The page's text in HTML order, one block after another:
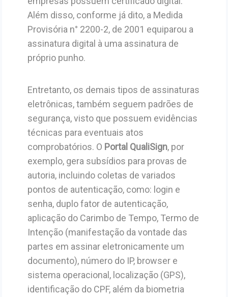
Além disso, conforme já dito, a Medida
Provisória n° 2200-2, de 2001 equiparou a
assinatura digital à uma assinatura de
próprio punho.
Entretanto, os demais tipos de assinaturas
eletrônicas, também seguem padrões de
segurança, visto que possuem evidências
técnicas para eventuais atos
comprobatórios. O Portal QualiSign, por
exemplo, gera subsídios para provas de
autoria, incluindo coletas de variados
pontos de autenticação, como: login e
senha, duplo fator de autenticação,
aplicação do Carimbo de Tempo, Termo de
Intenção (manifestação da vontade das
partes em assinar eletronicamente um
documento), número do IP, browser e
sistema operacional, localização (GPS),
identificação do CPF, além da biometria